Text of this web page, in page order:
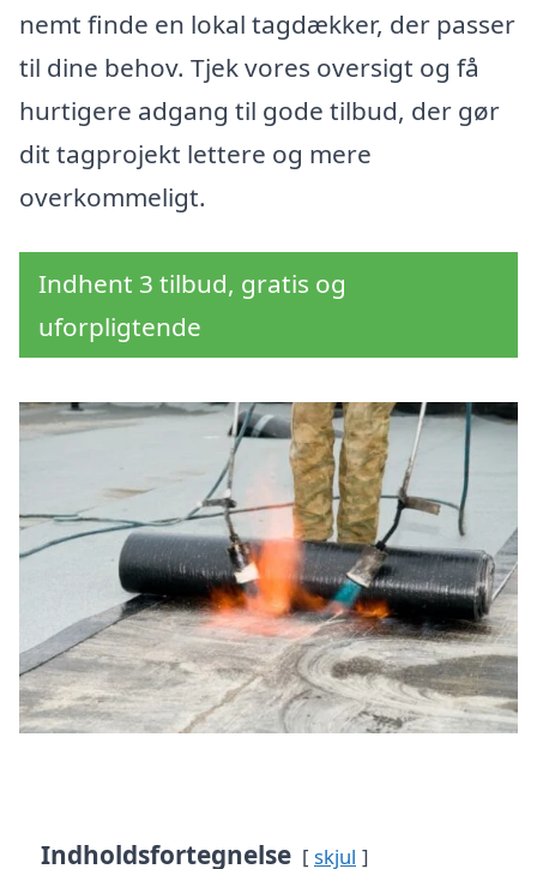
nemt finde en lokal tagdækker, der passer
til dine behov. Tjek vores oversigt og få
hurtigere adgang til gode tilbud, der gør
dit tagprojekt lettere og mere
overkommeligt.
Indhent 3 tilbud, gratis og
uforpligtende
Indholdsfortegnelse skjul